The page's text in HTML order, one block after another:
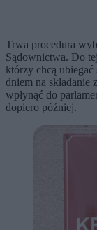
Trwa procedura
Sądownictwa. Do
którzy chcą ubiegać
dniem na składanie
wpłynąć do
dopiero później.